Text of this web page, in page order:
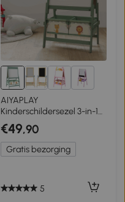
AIYAPLAY
Kinderschildersezel 3-in-1
Kindertafel met Krijtbord,
Whiteboard, Papierrol en 2
Opbergboxen, Voor 3-8
Jaar Groen
€49,90
Gratis bezorging
5